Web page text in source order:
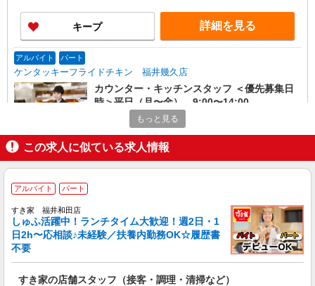
キープ 詳細を見る
アルバイト パート
ケンタッキーフライドチキン 福井幾久店
カウンター・キッチンスタッフ ＜優先募集日
時＞平日（月〜金） 9:00〜14:00
時給1150円 ＜高校生＞時給1060円
福井県福井市二の宮1-1-114
キープ 詳細を見る
ケンタッキーフライドチキン 福井ベル店
カウンター・キッチンスタッフ ＜優先募集日
時＞平日（月〜金） 9:00〜14:00
時給1060円 ＜高校生＞時給1060円
福井県福井市花堂南2-16-1
もっと見る
この求人に似ている求人情報
アルバイト パート
すき家 福井和田店
しゅふ活躍中！ランチタイム大歓迎！週2日・1
日2h〜応相談♪未経験／扶養内勤務OK☆履歴書
不要
すき家の店舗スタッフ（接客・調理・清掃など）